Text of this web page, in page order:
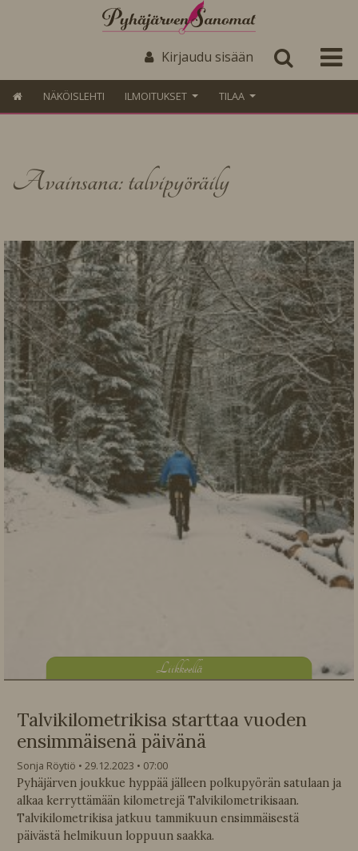
Kirjaudu sisään
NÄKÖISLEHTI ILMOITUKSET TILAA
Avainsana: talvipyöräily
Liikkeellä
Talvikilometrikisa starttaa vuoden
ensimmäisenä päivänä
Sonja Röytiö 29.12.2023
07:00
Pyhäjärven joukkue hyppää jälleen polkupyörän satulaan ja
alkaa kerryttämään kilometrejä Talvikilometrikisaan.
Talvikilometrikisa jatkuu tammikuun ensimmäisestä
päivästä helmikuun loppuun saakka.